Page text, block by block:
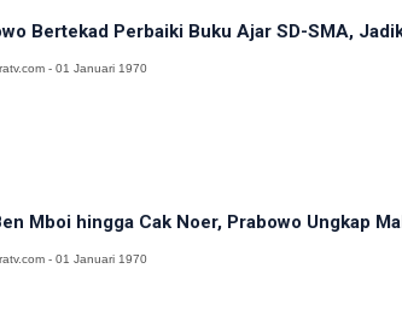
Bertekad Perbaiki Buku Ajar SD-SMA,
- 01 Januari 1970
Mboi hingga Cak Noer, Prabowo Ungkap
- 01 Januari 1970